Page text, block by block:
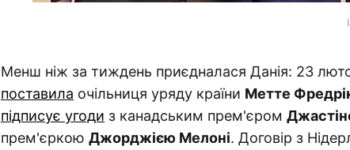
Менш ніж за тиждень приєдналася Данія: 23
поставила очільниця уряду країни Метте
підписує угоди з канадським прем'єром
прем'єркою Джорджією Мелоні. Договір з